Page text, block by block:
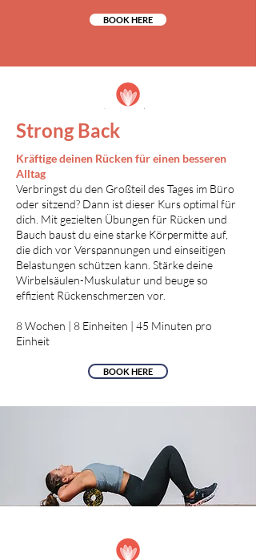
BOOK HERE
Strong Back
Kräftige deinen Rücken für einen besseren
Alltag
Verbringst du den Großteil des Tages im Büro
oder sitzend? Dann ist dieser Kurs optimal für
dich. Mit gezielten Übungen für Rücken und
Bauch baust du eine starke Körpermitte auf,
die dich vor Verspannungen und einseitigen
Belastungen schützen kann. Stärke deine
Wirbelsäulen-Muskulatur und beuge so
effizient Rückenschmerzen vor.
8 Wochen | 8 Einheiten | 45 Minuten pro
Einheit
BOOK HERE